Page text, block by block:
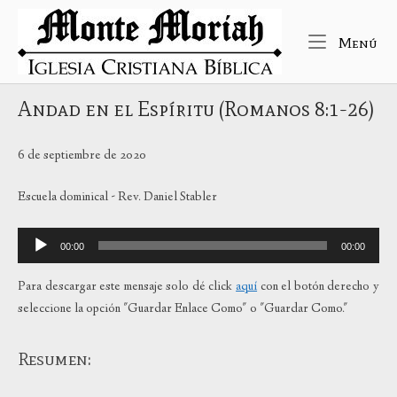
contenido
Inicio
Menú
Andad en el Espíritu (Romanos 8:1-26)
6 de septiembre de 2020
Escuela dominical - Rev. Daniel Stabler
Reproductor
de
audio
00:00 00:00
Para descargar este mensaje solo dé clickaquí con el botón derecho y
seleccione la opción "Guardar Enlace Como" o "Guardar Como."
Resumen: